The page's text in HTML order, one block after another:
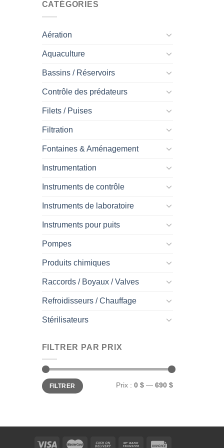
CATÉGORIES
Aération
Aquaculture
Bassins / Réservoirs
Contrôle des prédateurs
Filets / Puises
Filtration
Fontaines & Aménagement
Instrumentation
Instruments de contrôle
Instruments de laboratoire
Instruments pour puits
Pompes
Produits chimiques
Raccords / Boyaux / Valves
Refroidisseurs / Chauffage
Stérilisateurs
FILTRER PAR PRIX
Prix
min
Prix
maxFILTRER Prix : 0 $ — 690 $